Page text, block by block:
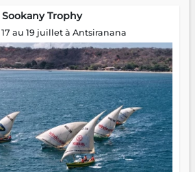
Sookany Trophy
au 19 juillet à Antsiranana